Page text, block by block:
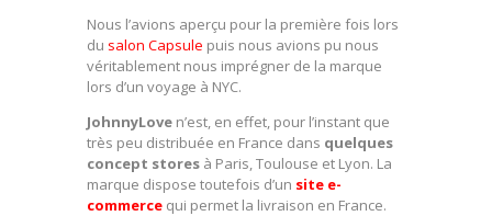
Nous l’avions aperçu pour la première fois lors
du salon Capsule puis nous avions pu nous
véritablement nous imprégner de la marque
lors d’un voyage à NYC.
JohnnyLove n’est, en effet, pour l’instant que
très peu distribuée en France dans quelques
concept stores à Paris, Toulouse et Lyon. La
marque dispose toutefois d’un site e-
commerce qui permet la livraison en France.